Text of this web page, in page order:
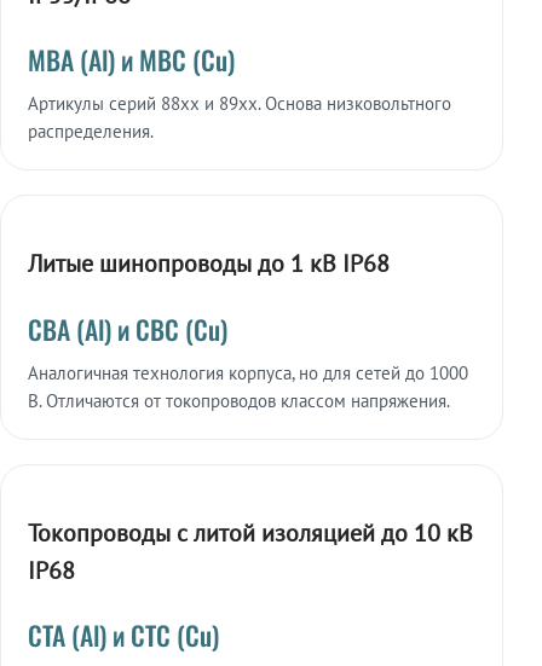
МВА (Al) и МВС (Cu)
Артикулы серий 88xx и 89xx. Основа низковольтного
распределения.
Литые шинопроводы до 1 кВ IP68
СВА (Al) и СВС (Cu)
Аналогичная технология корпуса, но для сетей до 1000
В. Отличаются от токопроводов классом напряжения.
Токопроводы с литой изоляцией до 10 кВ
IP68
СТА (Al) и СТС (Cu)